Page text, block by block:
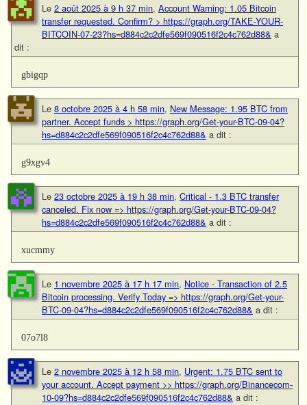
Le 2 août 2025 à 9 h 37 min, Account Warning: 1.05 Bitcoin
transfer requested. Confirm? > https://graph.org/TAKE-YOUR-
BITCOIN-07-23?hs=d884c2c2dfe569f090516f2c4c762d88& a
dit :
gbigqp
Le 8 octobre 2025 à 4 h 58 min, New Message: 1.95 BTC from
partner. Accept funds > https://graph.org/Get-your-BTC-09-04?
hs=d884c2c2dfe569f090516f2c4c762d88& a dit :
g9xgv4
Le 23 octobre 2025 à 19 h 38 min, Critical - 1.3 BTC transfer
canceled. Fix now => https://graph.org/Get-your-BTC-09-04?
hs=d884c2c2dfe569f090516f2c4c762d88& a dit :
xucmmy
Le 1 novembre 2025 à 17 h 17 min, Notice - Transaction of 2.5
Bitcoin processing. Verify Today => https://graph.org/Get-your-
BTC-09-04?hs=d884c2c2dfe569f090516f2c4c762d88& a dit :
07o7l8
Le 2 novembre 2025 à 12 h 58 min, Urgent: 1.75 BTC sent to
your account. Accept payment >> https://graph.org/Binancecom-
10-09?hs=d884c2c2dfe569f090516f2c4c762d88& a dit :